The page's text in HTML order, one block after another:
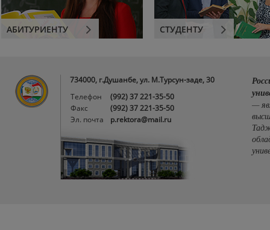
АБИТУРИЕНТУ СТУДЕНТУ
734000, г.Душанбе, ул. М.Турсун-заде, 30
Телефон
(992) 37 221-35-50
Факс
(992) 37 221-35-50
Эл. почта
p.rektora@mail.ru
—